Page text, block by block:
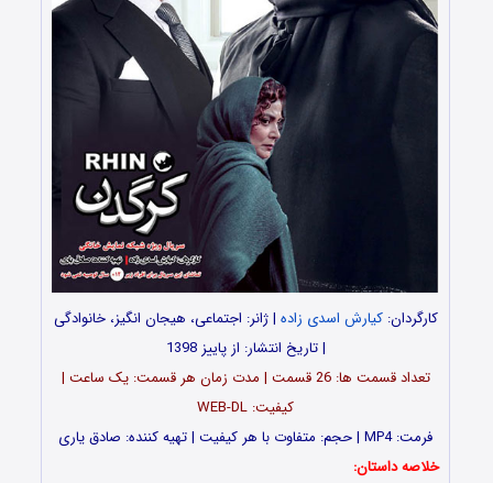
کارگردان:کیارش اسدی زاده | ژانر: اجتماعی، هیجان انگیز، خانوادگی
| تاریخ انتشار: از پاییز 1398
تعداد قسمت ها: 26 قسمت | مدت زمان هر قسمت: یک ساعت |
کیفیت: WEB-DL
فرمت: MP4 | حجم: متفاوت با هر کیفیت |
تهیه کننده: صادق یارى
خلاصه داستان: